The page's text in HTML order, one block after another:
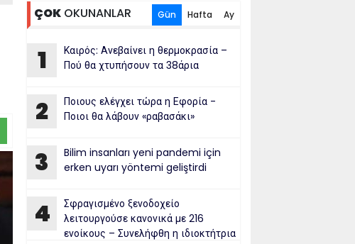
ÇOK OKUNANLAR Gün Hafta Ay
1
Καιρός: Ανεβαίνει η θερμοκρασία –
Πού θα χτυπήσουν τα 38άρια
2
Ποιους ελέγχει τώρα η Εφορία -
Ποιοι θα λάβουν «ραβασάκι»
3
Bilim insanları yeni pandemi için
erken uyarı yöntemi geliştirdi
4
Σφραγισμένο ξενοδοχείο
λειτουργούσε κανονικά με 216
ενοίκους – Συνελήφθη η ιδιοκτήτρια